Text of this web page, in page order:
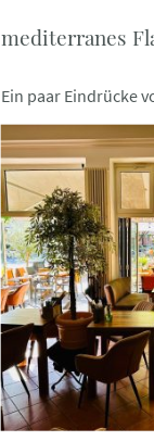
mediterranes
Ein paar Eindrücke